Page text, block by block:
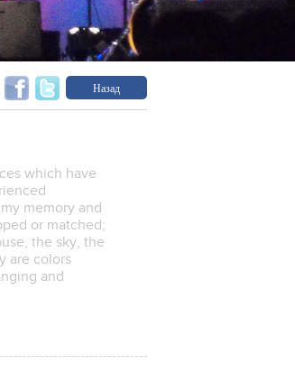
Назад
which have
memory and
or matched;
the sky, the
are colors
and